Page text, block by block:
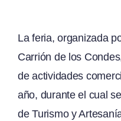
La feria, organizada
Carrión de los
de actividades
año, durante el cual
de Turismo y